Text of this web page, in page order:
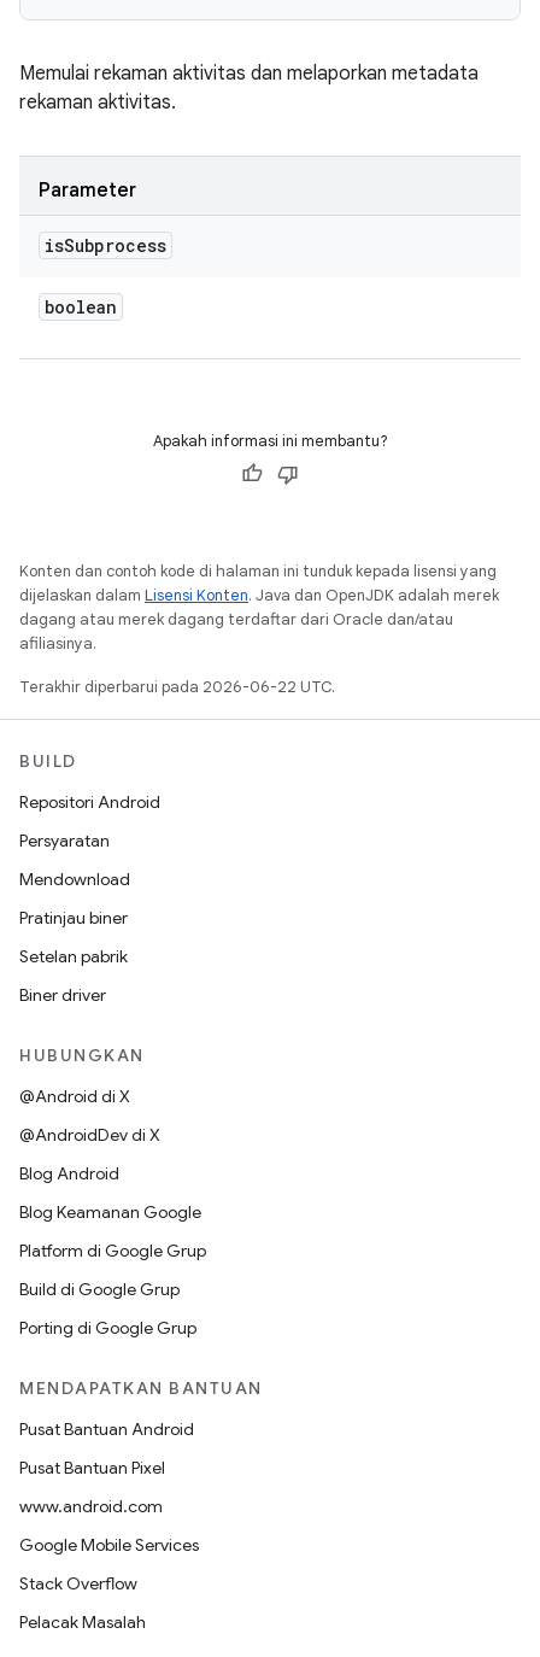
Memulai rekaman aktivitas dan melaporkan metadata
rekaman aktivitas.
Parameter
isSubprocess
boolean
Apakah informasi ini membantu?
Konten dan contoh kode di halaman ini tunduk kepada lisensi yang
dijelaskan dalam Lisensi Konten. Java dan OpenJDK adalah merek
dagang atau merek dagang terdaftar dari Oracle dan/atau
afiliasinya.
Terakhir diperbarui pada 2026-06-22 UTC.
BUILD
Repositori Android
Persyaratan
Mendownload
Pratinjau biner
Setelan pabrik
Biner driver
HUBUNGKAN
@Android di X
@AndroidDev di X
Blog Android
Blog Keamanan Google
Platform di Google Grup
Build di Google Grup
Porting di Google Grup
MENDAPATKAN BANTUAN
Pusat Bantuan Android
Pusat Bantuan Pixel
www.android.com
Google Mobile Services
Stack Overflow
Pelacak Masalah